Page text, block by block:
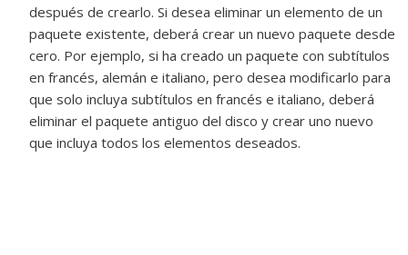
después de crearlo. Si desea eliminar un elemento de un
paquete existente, deberá crear un nuevo paquete desde
cero. Por ejemplo, si ha creado un paquete con subtítulos
en francés, alemán e italiano, pero desea modificarlo para
que solo incluya subtítulos en francés e italiano, deberá
eliminar el paquete antiguo del disco y crear uno nuevo
que incluya todos los elementos deseados.